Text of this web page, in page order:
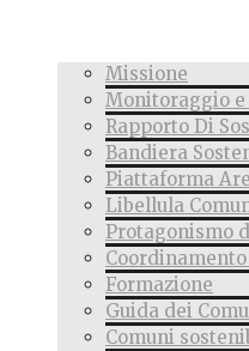
Missione
Monitoraggio
Rapporto Di
Bandiera
Piattaforma
Libellula
Protagonismo
Coordinamento
Formazione
Guida dei
Comuni